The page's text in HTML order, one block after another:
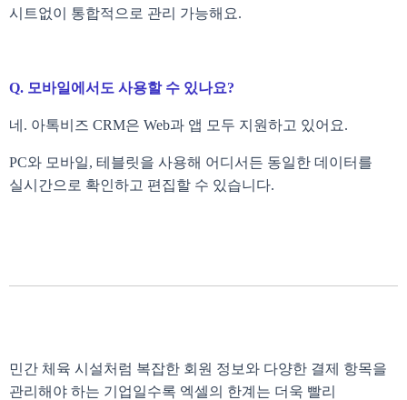
시트없이 통합적으로 관리 가능해요.
Q. 모바일에서도 사용할 수 있나요?
네. 아톡비즈 CRM은 Web과 앱 모두 지원하고 있어요.
PC와 모바일, 테블릿을 사용해 어디서든 동일한 데이터를
실시간으로 확인하고 편집할 수 있습니다.
민간 체육 시설처럼 복잡한 회원 정보와 다양한 결제 항목을
관리해야 하는 기업일수록 엑셀의 한계는 더욱 빨리